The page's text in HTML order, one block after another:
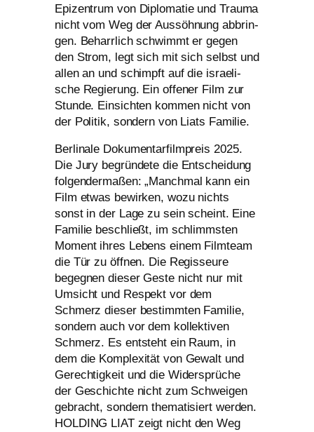
Epizentrum von Diplomatie und Trauma
nicht vom Weg der Aussöhnung abbrin­
gen. Beharrlich schwimmt er gegen
den Strom, legt sich mit sich selbst und
allen an und schimpft auf die israe­li­
sche Regierung. Ein offe­ner Film zur
Stunde. Einsichten kom­men nicht von
der Politik, son­dern von Liats Familie.
Berlinale Dokumentarfilmpreis 2025.
Die Jury begrün­de­te die Entscheidung
fol­gen­der­ma­ßen: „Manchmal kann ein
Film etwas bewir­ken, wozu nichts
sonst in der Lage zu sein scheint. Eine
Familie beschließt, im schlimms­ten
Moment ihres Lebens einem Filmteam
die Tür zu öff­nen. Die Regisseure
begeg­nen die­ser Geste nicht nur mit
Umsicht und Respekt vor dem
Schmerz die­ser bestimm­ten Familie,
son­dern auch vor dem kol­lek­ti­ven
Schmerz. Es ent­steht ein Raum, in
dem die Komplexität von Gewalt und
Gerechtigkeit und die Widersprüche
der Geschichte nicht zum Schweigen
gebracht, son­dern the­ma­ti­siert wer­den.
HOLDING LIATzeigt nicht den Weg